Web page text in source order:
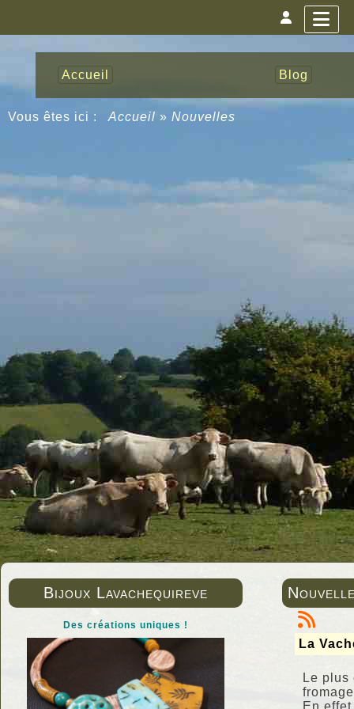
Accueil Blog
Vous êtes ici : Accueil » Nouvelles
Bijoux Lavachequireve
Des créations uniques !
La
Le
En